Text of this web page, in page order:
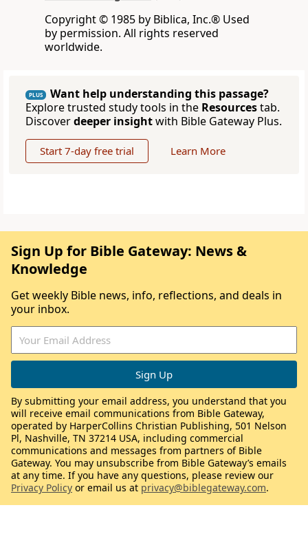
Copyright © 1985 by Biblica, Inc.® Used
by permission. All rights reserved
worldwide.
PLUS
Want help understanding this passage?
Explore trusted study tools in the Resourcestab.
Discoverdeeper insightwith Bible Gateway Plus.
Start 7-day free trial Learn More
Sign Up for Bible Gateway: News &
Knowledge
Get weekly Bible news, info, reflections, and deals in
your inbox.
By submitting your email address, you understand that you
will receive email communications from Bible Gateway,
operated by HarperCollins Christian Publishing, 501 Nelson
Pl, Nashville, TN 37214 USA, including commercial
communications and messages from partners of Bible
Gateway. You may unsubscribe from Bible Gateway’s emails
at any time. If you have any questions, please review our
Privacy Policy or email us at privacy@biblegateway.com.